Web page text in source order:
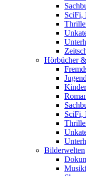
SciFi,
Hörbücher
SciFi,
Bilderwelten